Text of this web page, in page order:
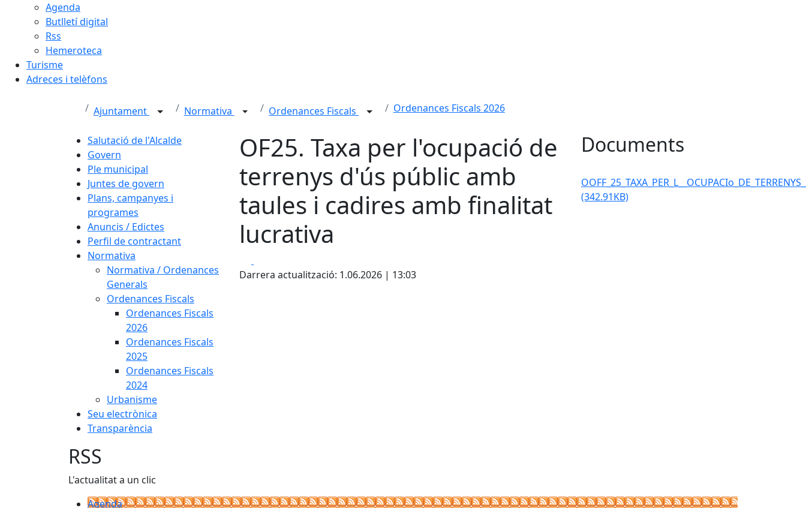
Agenda
Butlletí digital
Rss
Hemeroteca
Turisme
Adreces i telèfons
Ajuntament Normativa Ordenances Fiscals Ordenances Fiscals 2026
Salutació de l'Alcalde
Govern
Ple municipal
Juntes de govern
Plans, campanyes i
programes
Anuncis / Edictes
Perfil de contractant
Normativa
Normativa / Ordenances
Generals
Ordenances Fiscals
Ordenances Fiscals
2026
Ordenances Fiscals
2025
Ordenances Fiscals
2024
Urbanisme
Seu electrònica
Transparència
OF25. Taxa per l'ocupació de
terrenys d'ús públic amb
taules i cadires amb finalitat
lucrativa
Darrera actualització: 1.06.2026 | 13:03
Documents
(342.91KB)
RSS
L'actualitat a un clic
Agenda